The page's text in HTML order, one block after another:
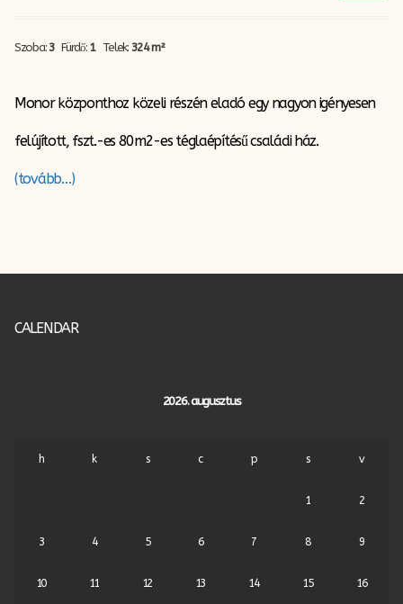
Szoba:3 Fürdő: 1 Telek: 324 m²
Monor központhoz közeli részén eladó egy nagyon igényesen
felújított, fszt.-es 80m2-es téglaépítésű családi ház.
(tovább…)
CALENDAR
2026. augusztus
h k s c p s v
1 2
3 4 5 6 7 8 9
10 11 12 13 14 15 16